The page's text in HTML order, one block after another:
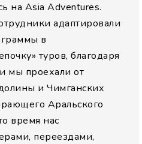
на Asia Adventures.
адаптировали
в
туров, благодаря
мы проехали от
и Чимганских
Аральского
время нас
переездами,